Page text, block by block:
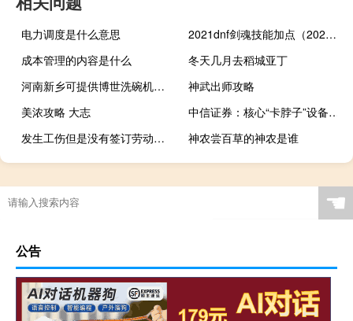
电力调度是什么意思
2021dnf剑魂技能加点（2021dnf剑魂技能加点推荐）
成本管理的内容是什么
冬天几月去稻城亚丁
河南新乡可提供博世洗碗机维修服务地址在哪
神武出师攻略
美浓攻略 大志
中信证券：核心“卡脖子”设备国产替代蓄势待发
发生工伤但是没有签订劳动合同应当怎样赔偿
神农尝百草的神农是谁
☚
公告